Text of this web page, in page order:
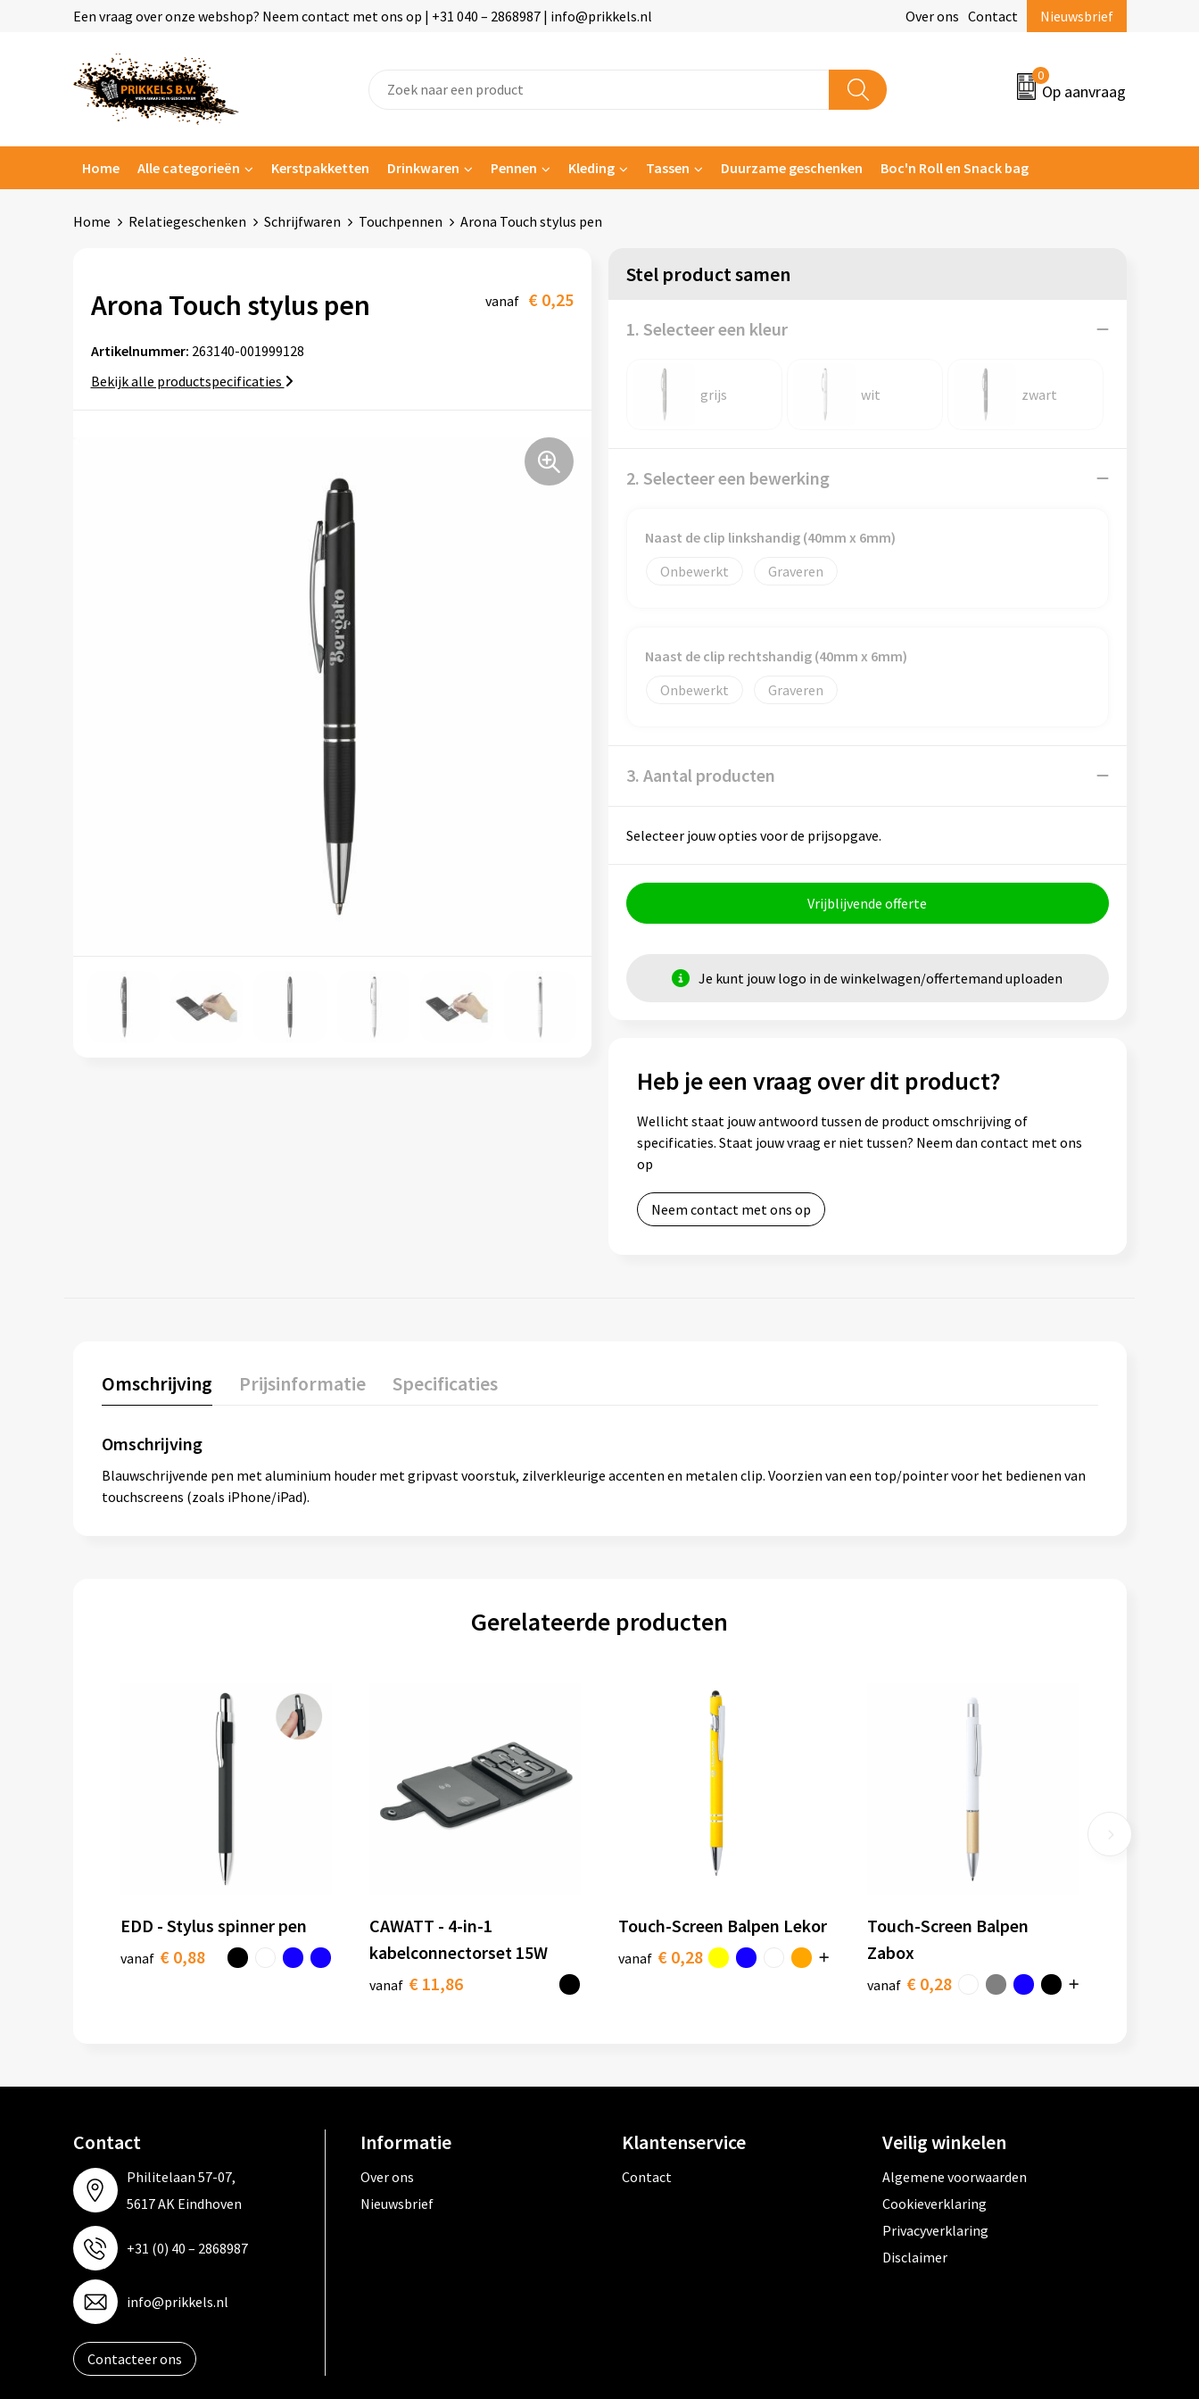
Een vraag over onze webshop? Neem contact met ons op | +31 040 – 2868987 | info@prikkels.nl Over ons Contact Nieuwsbrief
0
Op aanvraag
Home Alle categorieën Kerstpakketten Drinkwaren Pennen Kleding Tassen Duurzame geschenken Boc'n Roll en Snack bag
Home Relatiegeschenken Schrijfwaren Touchpennen Arona Touch stylus pen
Arona Touch stylus pen vanaf € 0,25
Artikelnummer: 263140-001999128
Bekijk alle productspecificaties
Stel product samen
1. Selecteer een kleur
grijs wit zwart
2. Selecteer een bewerking
Naast de clip linkshandig (40mm x 6mm)
Onbewerkt
Graveren
Naast de clip rechtshandig (40mm x 6mm)
Onbewerkt
Graveren
3. Aantal producten
Selecteer jouw opties voor de prijsopgave.
Vrijblijvende offerte
Je kunt jouw logo in de winkelwagen/offertemand uploaden
Heb je een vraag over dit product?
Wellicht staat jouw antwoord tussen de product omschrijving of
specificaties. Staat jouw vraag er niet tussen? Neem dan contact met ons
op
Neem contact met ons op
Omschrijving Prijsinformatie Specificaties
Omschrijving
Blauwschrijvende pen met aluminium houder met gripvast voorstuk, zilverkleurige accenten en metalen clip. Voorzien van een top/pointer voor het bedienen van
touchscreens (zoals iPhone/iPad).
Gerelateerde producten
EDD - Stylus spinner pen
vanaf € 0,88
CAWATT - 4-in-1
kabelconnectorset 15W
vanaf € 11,86
Touch-Screen Balpen Lekor
vanaf € 0,28
Touch-Screen Balpen
Zabox
vanaf € 0,28
Contact
Philitelaan 57-07,
5617 AK Eindhoven
+31 (0) 40 – 2868987
info@prikkels.nl
Contacteer ons
Informatie
Over ons
Nieuwsbrief
Klantenservice
Contact
Veilig winkelen
Algemene voorwaarden
Cookieverklaring
Privacyverklaring
Disclaimer